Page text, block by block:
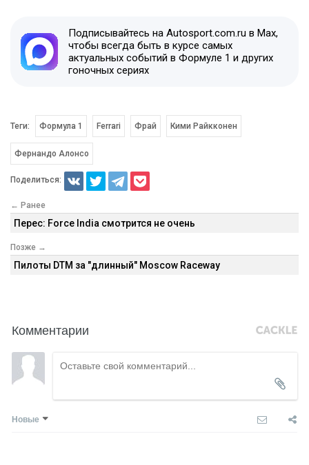
Подписывайтесь на Autosport.com.ru в Max,
чтобы всегда быть в курсе самых
актуальных событий в Формуле 1 и других
гоночных сериях
Теги: Формула 1 Ferrari Фрай Кими Райкконен
Фернандо Алонсо
Поделиться:
← Ранее
Перес: Force India смотрится не очень
Позже →
Пилоты DTM за "длинный" Moscow Raceway
Комментарии
Новые